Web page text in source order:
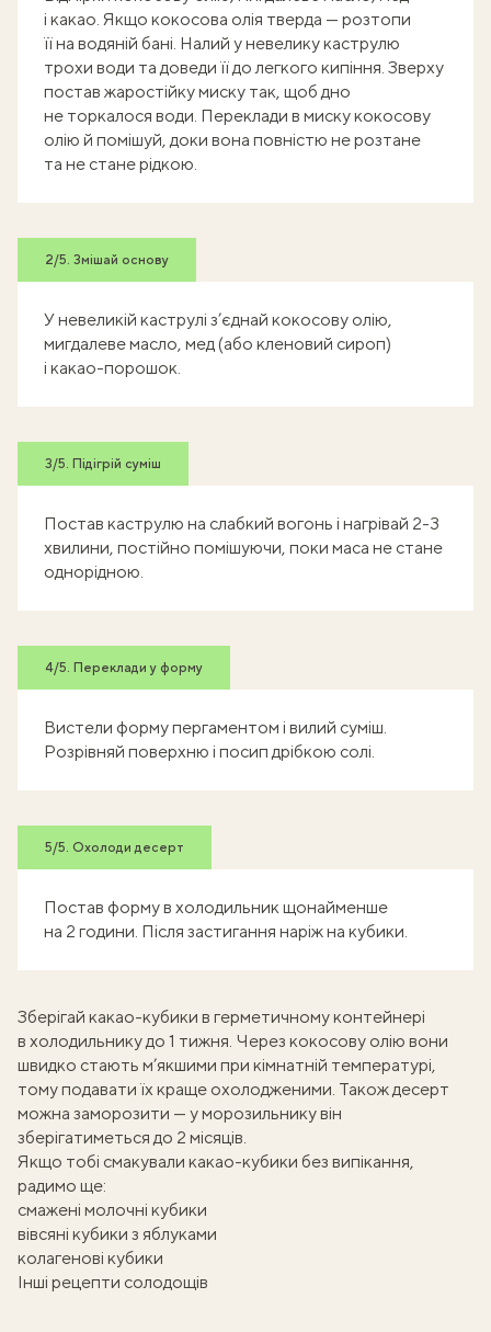
і какао. Якщо кокосова олія тверда — розтопи
її на водяній бані. Налий у невелику каструлю
трохи води та доведи її до легкого кипіння. Зверху
постав жаростійку миску так, щоб дно
не торкалося води. Переклади в миску кокосову
олію й помішуй, доки вона повністю не розтане
та не стане рідкою.
2/5. Змішай основу
У невеликій каструлі з’єднай кокосову олію,
мигдалеве масло, мед (або кленовий сироп)
і какао-порошок.
3/5. Підігрій суміш
Постав каструлю на слабкий вогонь і нагрівай 2-3
хвилини, постійно помішуючи, поки маса не стане
однорідною.
4/5. Переклади у форму
Вистели форму пергаментом і вилий суміш.
Розрівняй поверхню і посип дрібкою солі.
5/5. Охолоди десерт
Постав форму в холодильник щонайменше
на 2 години. Після застигання наріж на кубики.
Зберігай какао-кубики в герметичному контейнері
в холодильнику до 1 тижня. Через кокосову олію вони
швидко стають м’якшими при кімнатній температурі,
тому подавати їх краще охолодженими. Також десерт
можна заморозити — у морозильнику він
зберігатиметься до 2 місяців.
Якщо тобі смакували какао-кубики без випікання,
радимо ще:
смажені молочні кубики
вівсяні кубики з яблуками
колагенові кубики
Інші рецепти солодощів